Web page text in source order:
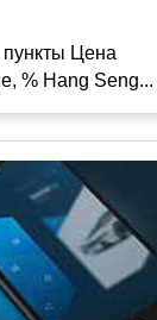
Цена
% Hang Seng...